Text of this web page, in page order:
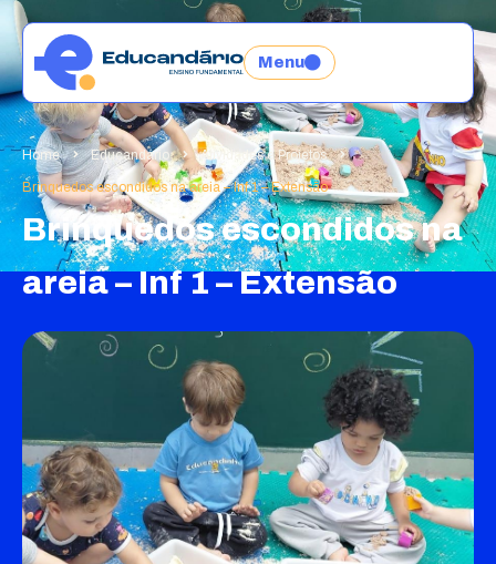
Menu
Home Educandário Atividades e Projetos
Brinquedos escondidos na areia – Inf 1 – Extensão
Brinquedos escondidos na
areia – Inf 1 – Extensão